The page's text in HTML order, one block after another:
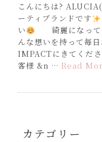
こんにちは?
ーティブランドです
い
綺麗になって
んな想いを持って毎
IMPACTにきてくだ
客様 &n … Read
カテゴリー